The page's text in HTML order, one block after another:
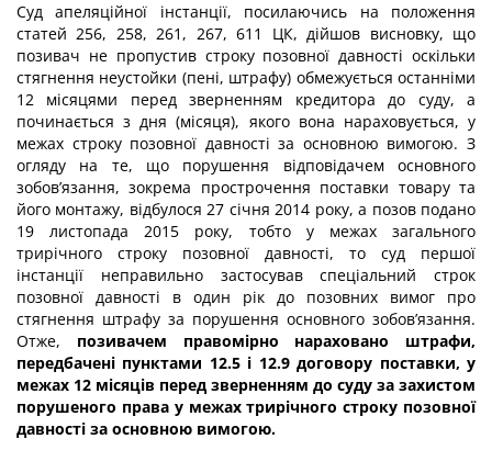
Суд апеляційної інстанції, посилаючись на положення
статей 256, 258, 261, 267, 611 ЦК, дійшов висновку, що
позивач не пропустив строку позовної давності оскільки
стягнення неустойки (пені, штрафу) обмежується останніми
12 місяцями перед зверненням кредитора до суду, а
починається з дня (місяця), якого вона нараховується, у
межах строку позовної давності за основною вимогою. З
огляду на те, що порушення відповідачем основного
зобов’язання, зокрема прострочення поставки товару та
його монтажу, відбулося 27 січня 2014 року, а позов подано
19 листопада 2015 року, тобто у межах загального
трирічного строку позовної давності, то суд першої
інстанції неправильно застосував спеціальний строк
позовної давності в один рік до позовних вимог про
стягнення штрафу за порушення основного зобов’язання.
Отже, позивачем правомірно нараховано штрафи,
передбачені пунктами 12.5 і 12.9 договору поставки, у
межах 12 місяців перед зверненням до суду за захистом
порушеного права у межах трирічного строку позовної
давності за основною вимогою.